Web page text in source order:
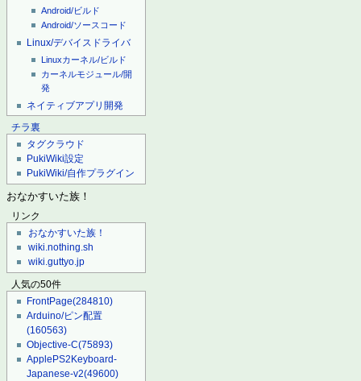
Android/ビルド
Android/ソースコード
Linux/デバイスドライバ
Linuxカーネル/ビルド
カーネルモジュール/開
発
ネイティブアプリ開発
チラ裏
タグクラウド
PukiWiki設定
PukiWiki/自作プラグイン
おなかすいた族！
リンク
おなかすいた族！
wiki.nothing.sh
wiki.guttyo.jp
人気の50件
FrontPage(284810)
Arduino/ピン配置
(160563)
Objective-C(75893)
ApplePS2Keyboard-
Japanese-v2(49600)